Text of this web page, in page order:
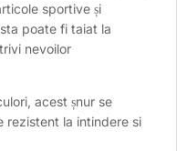
sportive și
poate fi taiat la
nevoilor
acest șnur se
rezistent la intindere si